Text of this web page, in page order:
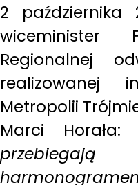
2 października
wiceminister
Regionalnej
realizowanej
Metropolii
Marci Horała: